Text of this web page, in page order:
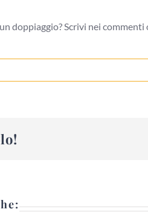
doppiaggio? Scrivi nei